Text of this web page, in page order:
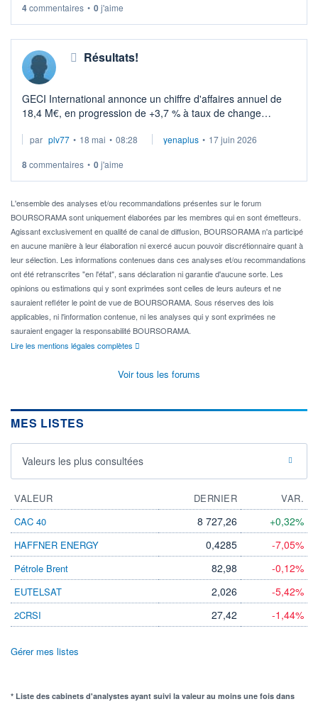
4commentaires • 0j'aime
Résultats!
GECI International annonce un chiffre d'affaires annuel de
18,4 M€, en progression de +3,7 % à taux de change
par plv77 • 18 mai • 08:28 yenaplus • 17 juin 2026
8commentaires • 0j'aime
L'ensemble des analyses et/ou recommandations présentes sur le forum
BOURSORAMA sont uniquement élaborées par les membres qui en sont émetteurs.
Agissant exclusivement en qualité de canal de diffusion, BOURSORAMA n'a participé
en aucune manière à leur élaboration ni exercé aucun pouvoir discrétionnaire quant à
leur sélection. Les informations contenues dans ces analyses et/ou recommandations
ont été retranscrites "en l'état", sans déclaration ni garantie d'aucune sorte. Les
opinions ou estimations qui y sont exprimées sont celles de leurs auteurs et ne
sauraient refléter le point de vue de BOURSORAMA. Sous réserves des lois
applicables, ni l'information contenue, ni les analyses qui y sont exprimées ne
sauraient engager la responsabilité BOURSORAMA.
Lire les mentions légales complètes
Voir tous les forums
MES LISTES
Valeurs les plus consultées
VALEUR DERNIER
VAR.
CAC 40
8 727,26 +0,32%
HAFFNER ENERGY 0,4285 -7,05%
Pétrole Brent 82,98 -0,12%
EUTELSAT 2,026 -5,42%
2CRSI 27,42 -1,44%
Gérer mes listes
* Liste des cabinets d'analystes ayant suivi la valeur au moins une fois dans